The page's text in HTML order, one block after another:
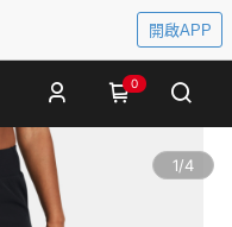
開啟APP
0
1/4